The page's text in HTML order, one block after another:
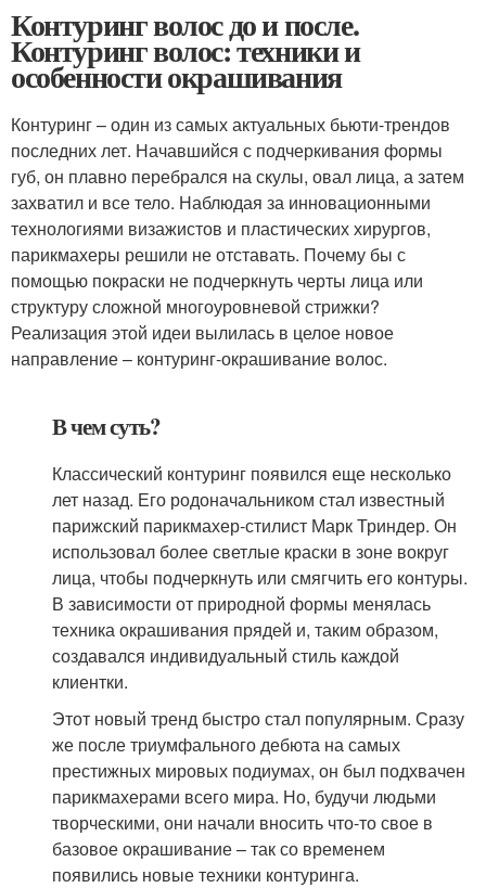
Контуринг волос до и после.
Контуринг волос: техники и
особенности окрашивания
Контуринг – один из самых актуальных бьюти-трендов
последних лет. Начавшийся с подчеркивания формы
губ, он плавно перебрался на скулы, овал лица, а затем
захватил и все тело. Наблюдая за инновационными
технологиями визажистов и пластических хирургов,
парикмахеры решили не отставать. Почему бы с
помощью покраски не подчеркнуть черты лица или
структуру сложной многоуровневой стрижки?
Реализация этой идеи вылилась в целое новое
направление – контуринг-окрашивание волос.
В чем суть?
Классический контуринг появился еще несколько
лет назад. Его родоначальником стал известный
парижский парикмахер-стилист Марк Триндер. Он
использовал более светлые краски в зоне вокруг
лица, чтобы подчеркнуть или смягчить его контуры.
В зависимости от природной формы менялась
техника окрашивания прядей и, таким образом,
создавался индивидуальный стиль каждой
клиентки.
Этот новый тренд быстро стал популярным. Сразу
же после триумфального дебюта на самых
престижных мировых подиумах, он был подхвачен
парикмахерами всего мира. Но, будучи людьми
творческими, они начали вносить что-то свое в
базовое окрашивание – так со временем
появились новые техники контуринга.